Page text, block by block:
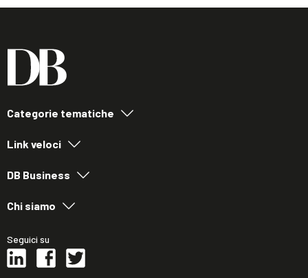
Categorie tematiche
Link veloci
DB Business
Chi siamo
Seguici su